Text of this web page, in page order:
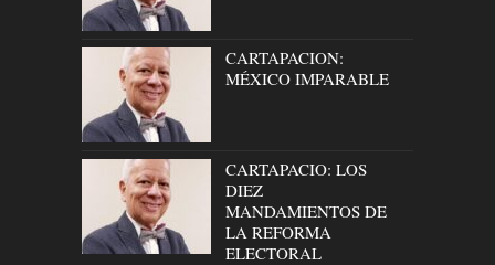
CARTAPACION:
MÉXICO IMPARABLE
CARTAPACIO: LOS
DIEZ
MANDAMIENTOS DE
LA REFORMA
ELECTORAL